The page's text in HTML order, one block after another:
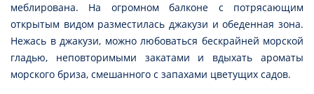
меблирована. На огромном балконе с потрясающим
открытым видом разместилась джакузи и обеденная зона.
Нежась в джакузи, можно любоваться бескрайней морской
гладью, неповторимыми закатами и вдыхать ароматы
морского бриза, смешанного с запахами цветущих садов.